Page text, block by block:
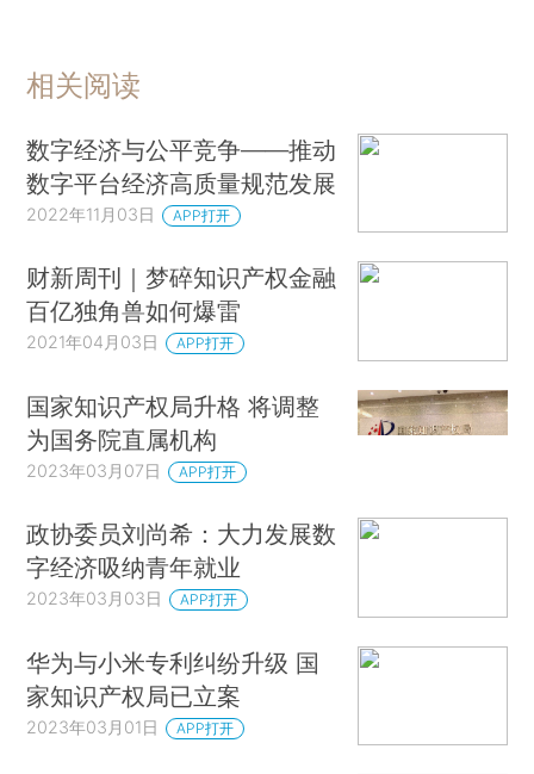
相关阅读
数字经济与公平竞争——推动
数字平台经济高质量规范发展
2022年11月03日 APP打开
财新周刊｜梦碎知识产权金融
百亿独角兽如何爆雷
2021年04月03日 APP打开
国家知识产权局升格 将调整
为国务院直属机构
2023年03月07日 APP打开
政协委员刘尚希：大力发展数
字经济吸纳青年就业
2023年03月03日 APP打开
华为与小米专利纠纷升级 国
家知识产权局已立案
2023年03月01日 APP打开